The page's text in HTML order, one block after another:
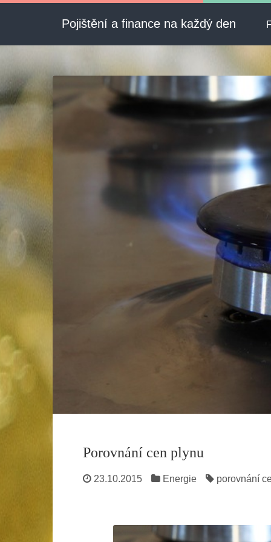
Pojištění a finance na každý den
Porovnání cen plynu
23.10.2015 Energie porovnání